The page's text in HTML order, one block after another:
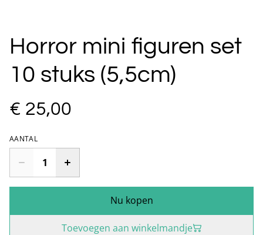
Horror mini figuren set
10 stuks (5,5cm)
€ 25,00
AANTAL
Nu kopen
Toevoegen aan winkelmandje